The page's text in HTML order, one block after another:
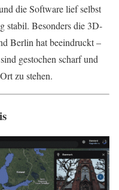
die Software lief selbst
stabil. Besonders die 3D-
Berlin hat beeindruckt –
gestochen scharf und
zu stehen.